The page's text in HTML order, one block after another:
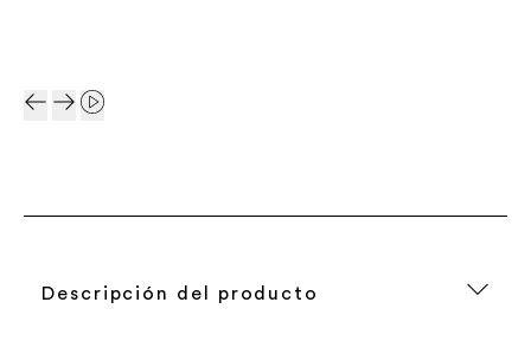
Descripción del producto